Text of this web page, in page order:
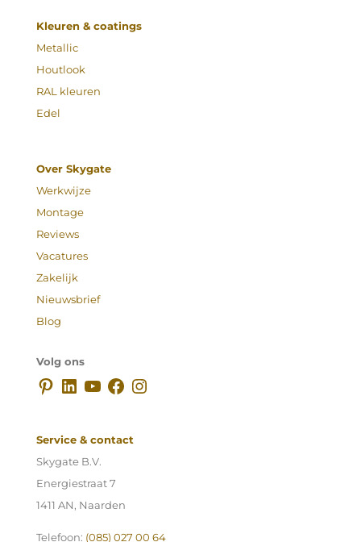
Kleuren & coatings
Metallic
Houtlook
RAL kleuren
Edel
Over Skygate
Werkwijze
Montage
Reviews
Vacatures
Zakelijk
Nieuwsbrief
Blog
Volg ons
Pinterest
LinkedIn
YouTube
Facebook
Instagram
Service & contact
Skygate B.V.
Energiestraat 7
1411 AN, Naarden
Telefoon: (085) 027 00 64